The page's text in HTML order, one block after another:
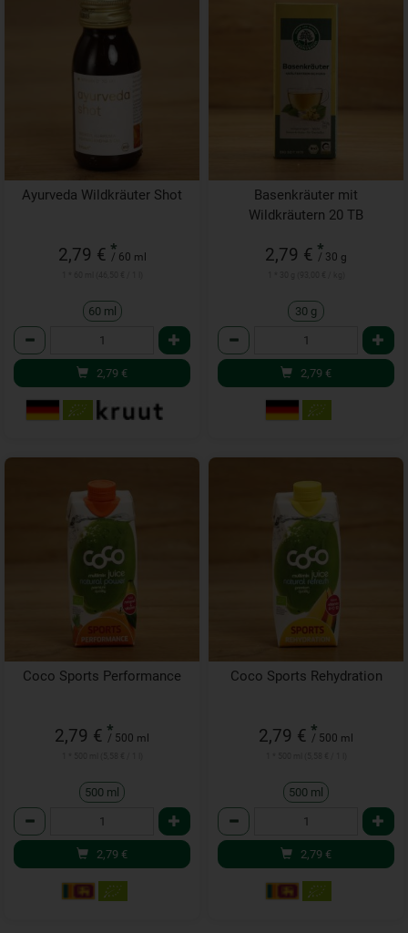
Ayurveda Wildkräuter Shot
2,79 € *
/ 60 ml
60 ml
Anzahl
2,79 €
Basenkräuter mit
Wildkräutern 20 TB
2,79 € *
/ 30 g
30 g
Anzahl
2,79 €
Coco Sports Performance
2,79 € *
/ 500 ml
500 ml
Anzahl
2,79 €
Coco Sports Rehydration
2,79 € *
/ 500 ml
500 ml
Anzahl
2,79 €